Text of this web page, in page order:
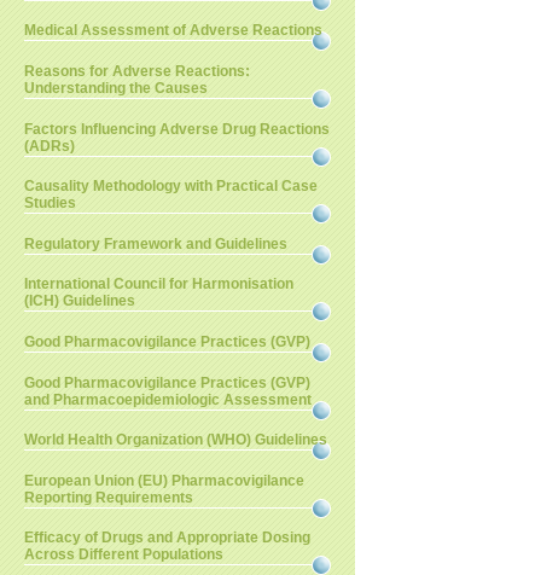
Medical Assessment of Adverse Reactions
Reasons for Adverse Reactions:
Understanding the Causes
Factors Influencing Adverse Drug Reactions
(ADRs)
Causality Methodology with Practical Case
Studies
Regulatory Framework and Guidelines
International Council for Harmonisation
(ICH) Guidelines
Good Pharmacovigilance Practices (GVP)
Good Pharmacovigilance Practices (GVP)
and Pharmacoepidemiologic Assessment
World Health Organization (WHO) Guidelines
European Union (EU) Pharmacovigilance
Reporting Requirements
Efficacy of Drugs and Appropriate Dosing
Across Different Populations